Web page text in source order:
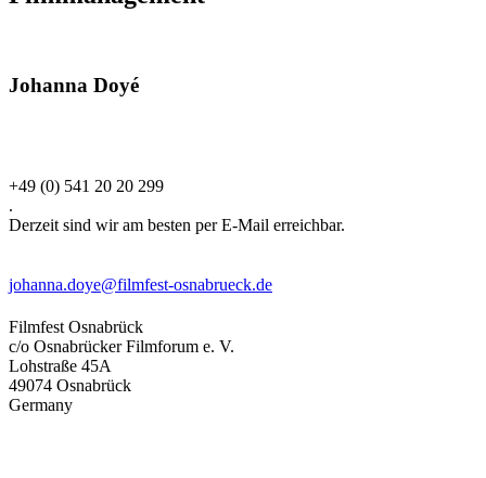
Johanna Doyé
+49 (0) 541 20 20 299
.
Derzeit sind wir am besten per E-Mail erreichbar.
johanna.doye@filmfest-osnabrueck.de
Filmfest Osnabrück
c/o Osnabrücker Filmforum e. V.
Lohstraße 45A
49074 Osnabrück
Germany